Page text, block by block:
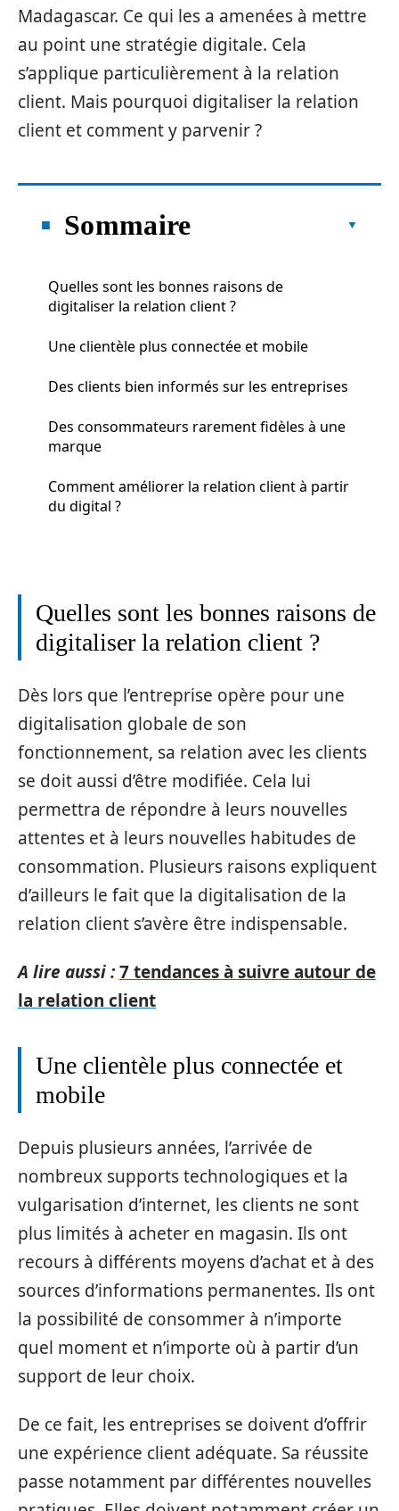
Madagascar. Ce qui les a amenées à mettre
au point une stratégie digitale. Cela
s’applique particulièrement à la relation
client. Mais pourquoi digitaliser la relation
client et comment y parvenir ?
Sommaire
Quelles sont les bonnes raisons de
digitaliser la relation client ?
Une clientèle plus connectée et mobile
Des clients bien informés sur les entreprises
Des consommateurs rarement fidèles à une
marque
Comment améliorer la relation client à partir
du digital ?
Quelles sont les bonnes raisons de
digitaliser la relation client ?
Dès lors que l’entreprise opère pour une
digitalisation globale de son
fonctionnement, sa relation avec les clients
se doit aussi d’être modifiée. Cela lui
permettra de répondre à leurs nouvelles
attentes et à leurs nouvelles habitudes de
consommation. Plusieurs raisons expliquent
d’ailleurs le fait que la digitalisation de la
relation client s’avère être indispensable.
A lire aussi :7 tendances à suivre autour de
la relation client
Une clientèle plus connectée et
mobile
Depuis plusieurs années, l’arrivée de
nombreux supports technologiques et la
vulgarisation d’internet, les clients ne sont
plus limités à acheter en magasin. Ils ont
recours à différents moyens d’achat et à des
sources d’informations permanentes. Ils ont
la possibilité de consommer à n’importe
quel moment et n’importe où à partir d’un
support de leur choix.
De ce fait, les entreprises se doivent d’offrir
une expérience client adéquate. Sa réussite
passe notamment par différentes nouvelles